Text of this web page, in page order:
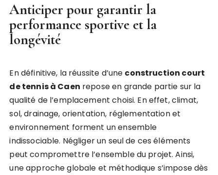
Anticiper pour garantir la
performance sportive et la
longévité
En définitive, la réussite d’une construction court
de tennis à Caen repose en grande partie sur la
qualité de l’emplacement choisi. En effet, climat,
sol, drainage, orientation, réglementation et
environnement forment un ensemble
indissociable. Négliger un seul de ces éléments
peut compromettre l’ensemble du projet. Ainsi,
une approche globale et méthodique s’impose dès